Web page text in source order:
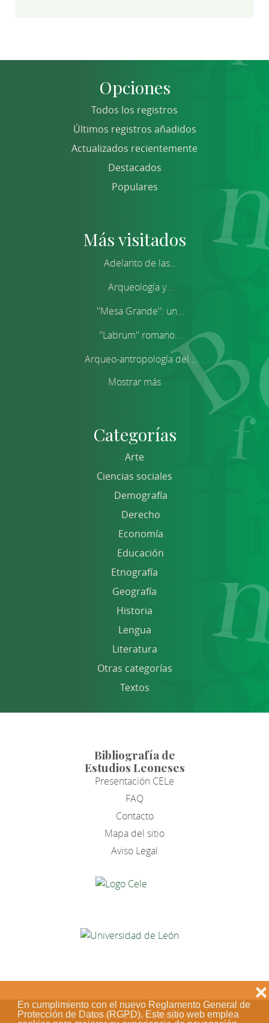
En cumplimiento con el nuevo Reglamento General de
Protección de Datos (RGPD). Este sitio web emplea
❌
Opciones
Todos los registros
Últimos registros añadidos
Actualizados recientemente
Destacados
Populares
Más visitados
Adelanto de las...
Arqueología y...
''Mesa Grande'': un...
''Labrum'' romano...
Arqueo-antropología del...
Mostrar más
Categorías
Arte
Ciencias sociales
Demografía
Derecho
Economía
Educación
Etnografía
Geografía
Historia
Lengua
Literatura
Otras categorías
Textos
Bibliografía de
Estudios Leoneses
Presentación CELe
FAQ
Contacto
Mapa del sitio
Aviso Legal
Acceso de los editores